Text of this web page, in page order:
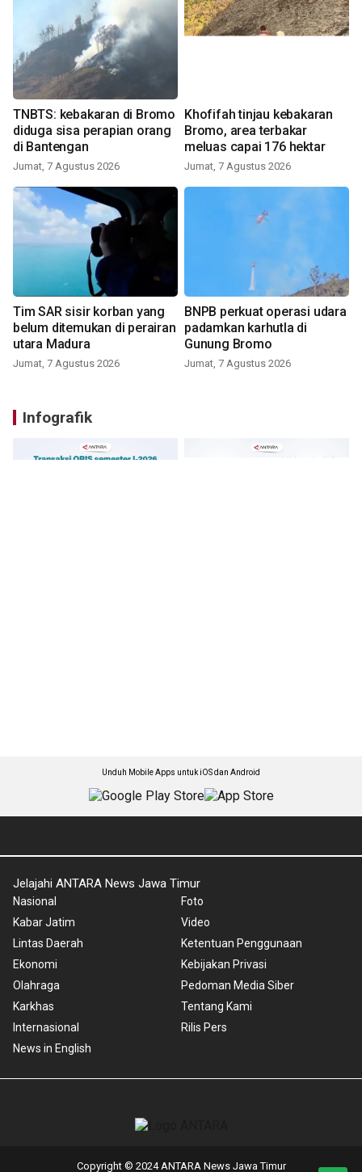
TNBTS: kebakaran di Bromo
diduga sisa perapian orang
di Bantengan
Jumat, 7 Agustus 2026
Khofifah tinjau kebakaran
Bromo, area terbakar
meluas capai 176 hektar
Jumat, 7 Agustus 2026
Tim SAR sisir korban yang
belum ditemukan di perairan
utara Madura
Jumat, 7 Agustus 2026
BNPB perkuat operasi udara
padamkan karhutla di
Gunung Bromo
Jumat, 7 Agustus 2026
Infografik
Unduh Mobile Apps untuk iOS dan Android
Jelajahi ANTARA News Jawa Timur
Nasional
Kabar Jatim
Lintas Daerah
Ekonomi
Olahraga
Karkhas
Internasional
News in English
Foto
Video
Ketentuan Penggunaan
Kebijakan Privasi
Pedoman Media Siber
Tentang Kami
Rilis Pers
Copyright © 2024 ANTARA News Jawa Timur